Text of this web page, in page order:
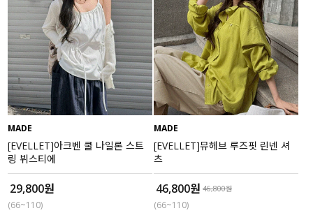
MADE
[EVELLET]아크벤 쿨 나일론 스트
링 뷔스티에
29,800원
(66~110)
MADE
[EVELLET]뮤헤브 루즈핏 린넨 셔
츠
46,800원 46,800원
(66~110)